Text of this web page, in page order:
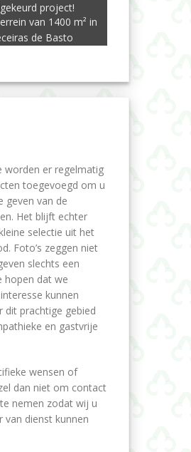
project!
van 1400 m² in
de Basto
worden er regelmatig
toegevoegd om u
geven van de
Het blijft echter
selectie uit het
Foto’s zeggen niet
slechts een
hopen dat we
kunnen
dit prachtige gebied
en gastvrije
wensen of
dan niet om contact
nemen zodat wij u
van dienst kunnen